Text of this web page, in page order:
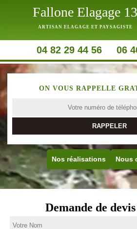
Fallone Elagage 13
ARTISAN ELAGAGE ET PAYSAGISTE
04 82 29 44 56 06
ON VOUS RAPPELLE
Nos réalisations Nous
Demande de